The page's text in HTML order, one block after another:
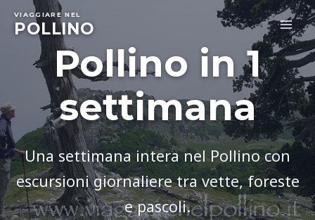
VIAGGIARE NEL
POLLINO
Pollino in 1
settimana
Una settimana intera nel Pollino con
escursioni giornaliere tra vette, foreste
e pascoli.